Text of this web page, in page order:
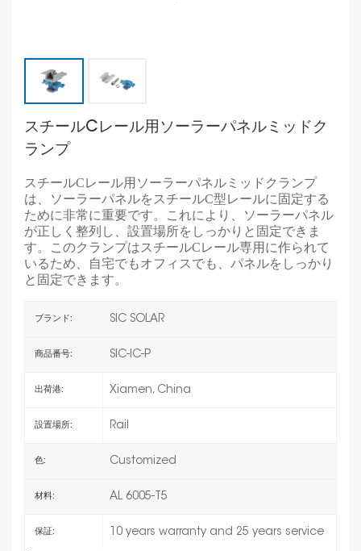
スチールCレール用ソーラーパネルミッドク
ランプ
スチールCレール用ソーラーパネルミッドクランプ
は、ソーラーパネルをスチールC型レールに固定する
ために非常に重要です。これにより、ソーラーパネル
が正しく整列し、設置場所をしっかりと固定できま
す。このクランプはスチールCレール専用に作られて
いるため、自宅でもオフィスでも、パネルをしっかり
と固定できます。
ブランド: SIC SOLAR
商品番号: SIC-IC-P
出荷港: Xiamen, China
設置場所: Rail
色: Customized
材料: AL 6005-T5
保証: 10 years warranty and 25 years service